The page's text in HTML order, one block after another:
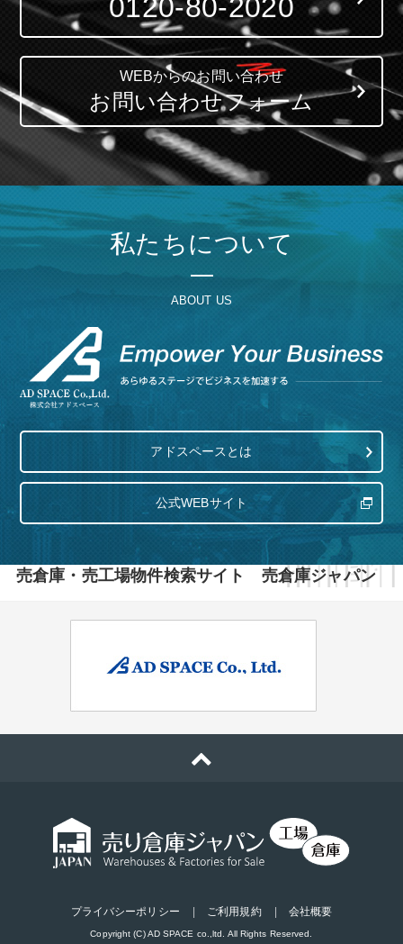
0120-80-2020
WEBからのお問い合わせ
お問い合わせフォーム
私たちについて
ABOUT US
アドスペースとは
公式WEBサイト
売倉庫・売工場物件検索サイト 売倉庫ジャパン
プライバシーポリシー ご利用規約 会社概要
Copyright (C) AD SPACE co.,ltd. All Rights Reserved.